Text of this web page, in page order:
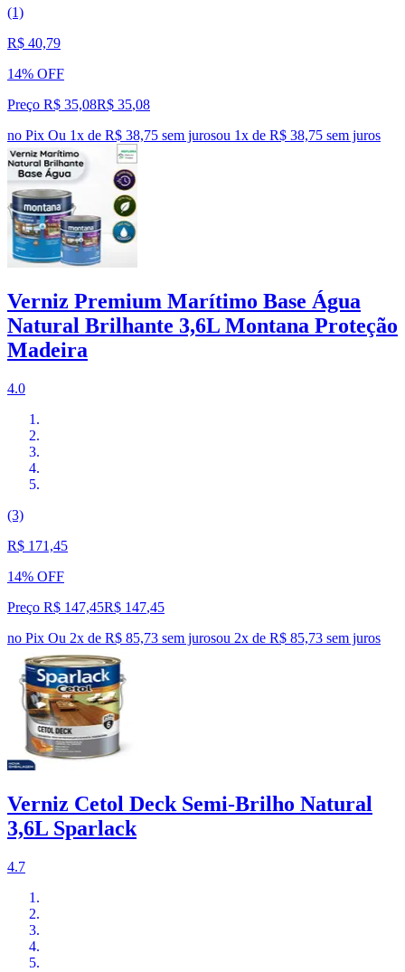
(1)
R$ 40,79
14% OFF
Preço R$ 35,08R$ 35,08
no Pix Ou 1x de R$ 38,75 sem jurosou 1x de R$ 38,75 sem juros
Verniz Premium Marítimo Base Água
Natural Brilhante 3,6L Montana Proteção
Madeira
4.0
(3)
R$ 171,45
14% OFF
Preço R$ 147,45R$ 147,45
no Pix Ou 2x de R$ 85,73 sem jurosou 2x de R$ 85,73 sem juros
Verniz Cetol Deck Semi-Brilho Natural
3,6L Sparlack
4.7